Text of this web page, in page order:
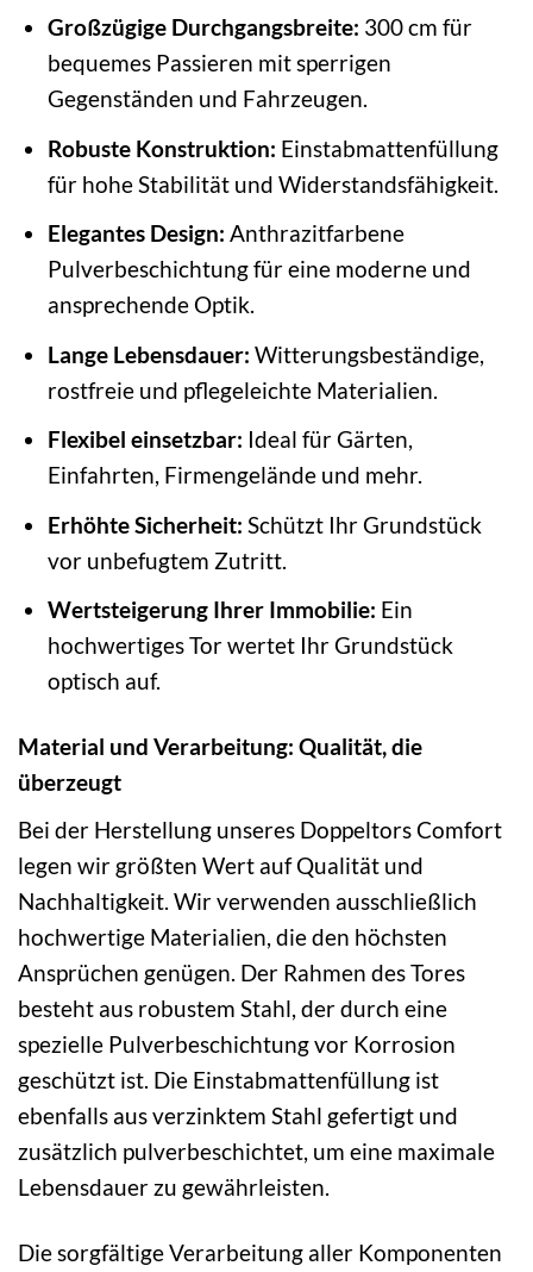
Großzügige Durchgangsbreite: 300 cm für
bequemes Passieren mit sperrigen
Gegenständen und Fahrzeugen.
Robuste Konstruktion: Einstabmattenfüllung
für hohe Stabilität und Widerstandsfähigkeit.
Elegantes Design: Anthrazitfarbene
Pulverbeschichtung für eine moderne und
ansprechende Optik.
Lange Lebensdauer: Witterungsbeständige,
rostfreie und pflegeleichte Materialien.
Flexibel einsetzbar: Ideal für Gärten,
Einfahrten, Firmengelände und mehr.
Erhöhte Sicherheit: Schützt Ihr Grundstück
vor unbefugtem Zutritt.
Wertsteigerung Ihrer Immobilie: Ein
hochwertiges Tor wertet Ihr Grundstück
optisch auf.
Material und Verarbeitung: Qualität, die
überzeugt
Bei der Herstellung unseres Doppeltors Comfort
legen wir größten Wert auf Qualität und
Nachhaltigkeit. Wir verwenden ausschließlich
hochwertige Materialien, die den höchsten
Ansprüchen genügen. Der Rahmen des Tores
besteht aus robustem Stahl, der durch eine
spezielle Pulverbeschichtung vor Korrosion
geschützt ist. Die Einstabmattenfüllung ist
ebenfalls aus verzinktem Stahl gefertigt und
zusätzlich pulverbeschichtet, um eine maximale
Lebensdauer zu gewährleisten.
Die sorgfältige Verarbeitung aller Komponenten